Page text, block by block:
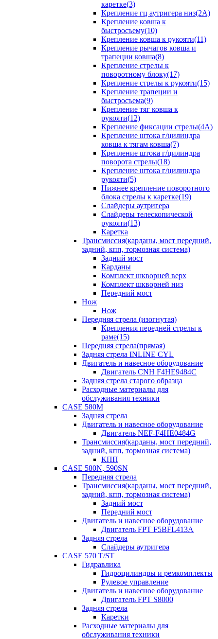
каретке(3)
Крепление гц аутригера низ(2А)
Крепление ковша к
быстросъему(10)
Крепление ковша к рукояти(11)
Крепление рычагов ковша и
трапеции ковша(8)
Крепление стрелы к
поворотному блоку(17)
Крепление стрелы к рукояти(15)
Крепление трапеции и
быстросъема(9)
Крепление тяг ковша к
рукояти(12)
Крепление фиксации стрелы(4A)
Крепление штока г/цилиндра
ковша к тягам ковша(7)
Крепление штока г/цилиндра
поворота стрелы(18)
Крепление штока г/цилиндра
рукояти(5)
Нижнее крепление поворотного
блока стрелы к каретке(19)
Слайдеры аутригера
Слайдеры телескопической
рукояти(13)
Каретка
Трансмиссия(карданы, мост передний,
задний, кпп, тормозная система)
Задний мост
Карданы
Комплект шкворней верх
Комплект шкворней низ
Передний мост
Нож
Нож
Передняя стрела (изогнутая)
Крепления передней стрелы к
раме(15)
Передняя стрела(прямая)
Задняя стрела INLINE CYL
Двигатель и навесное оборудование
Двигатель CNH F4HE9484C
Задняя стрела старого образца
Расходные материалы для
обслуживания техники
CASE 580M
Задняя стрела
Двигатель и навесное оборудование
Двигатель NEF-F4HE0484G
Трансмиссия(карданы, мост передний,
задний, кпп, тормозная система)
КПП
CASE 580N, 590SN
Передняя стрела
Трансмиссия(карданы, мост передний,
задний, кпп, тормозная система)
Задний мост
Передний мост
Двигатель и навесное оборудование
Двигатель FPT F5BFL413A
Задняя стрела
Слайдеры аутригера
CASE 570 T/ST
Гидравлика
Гидроцилиндры и ремкомплекты
Рулевое управление
Двигатель и навесное оборудование
Двигатель FPT S8000
Задняя стрела
Каретки
Расходные материалы для
обслуживания техники